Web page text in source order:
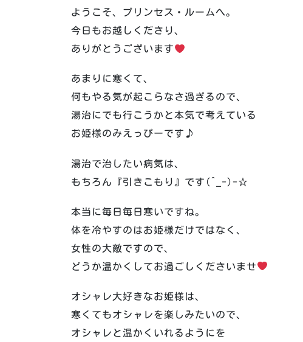
ようこそ、プリンセス・ルームへ。
今日もお越しくださり、
ありがとうございます
あまりに寒くて、
何もやる気が起こらなさ過ぎるので、
湯治にでも行こうかと本気で考えている
お姫様のみえっぴーです♪
湯治で治したい病気は、
もちろん『引きこもり』です(^_-)-☆
本当に毎日毎日寒いですね。
体を冷やすのはお姫様だけではなく、
女性の大敵ですので、
どうか温かくしてお過ごしくださいませ
オシャレ大好きなお姫様は、
寒くてもオシャレを楽しみたいので、
オシャレと温かくいれるようにを